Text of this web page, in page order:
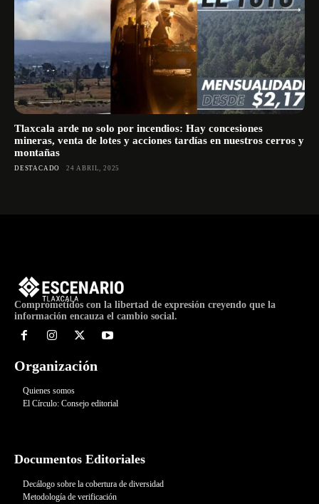
Tlaxcala arde no solo por incendios: Hay concesiones
mineras, venta de lotes y acciones tardías en nuestros cerros y
montañas
DESTACADO 24 ABRIL, 2025
Comprometidos con la libertad de expresión creyendo que la
información encauza el cambio social.
Organización
Quienes somos
El Círculo: Consejo editorial
Documentos Editoriales
Decálogo sobre la cobertura de diversidad
Metodología de verificación